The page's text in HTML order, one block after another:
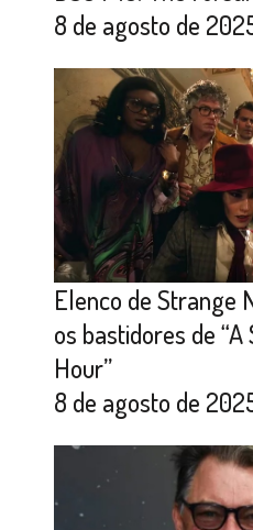
8 de agosto de
Elenco de Strange
os bastidores de
Hour”
8 de agosto de